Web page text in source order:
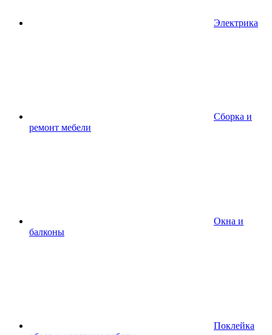
Электрика
Сборка и
ремонт мебели
Окна и
балконы
Поклейка